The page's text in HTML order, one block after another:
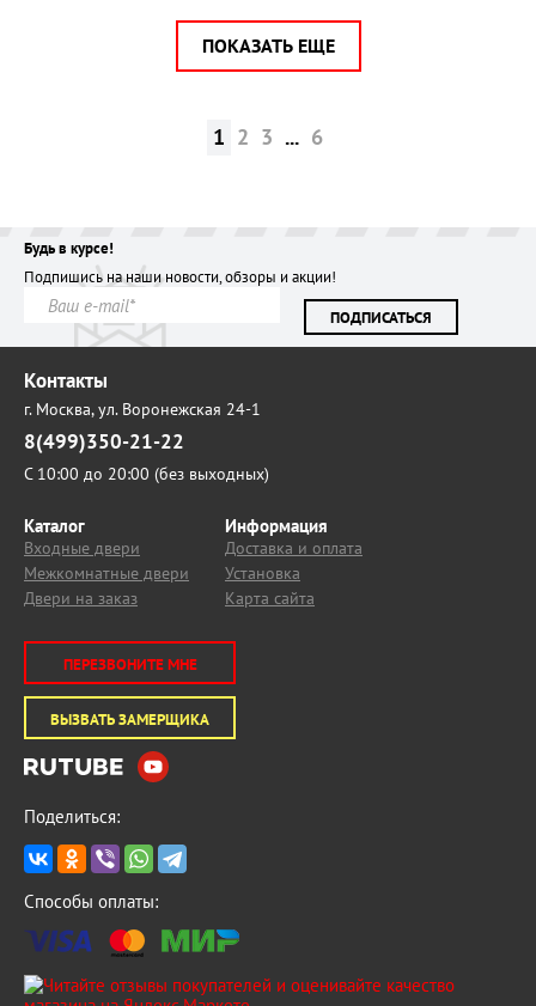
ПОКАЗАТЬ ЕЩЕ
1 2 3 ... 6
Будь в курсе!
Подпишись на наши новости, обзоры и акции!
ПОДПИСАТЬСЯ
Контакты
г. Москва,ул. Воронежская 24-1
8(499)350-21-22
С 10:00 до 20:00 (без выходных)
Каталог
Входные двери
Межкомнатные двери
Двери на заказ
Информация
Доставка и оплата
Установка
Карта сайта
ПЕРЕЗВОНИТЕ МНЕ
ВЫЗВАТЬ ЗАМЕРЩИКА
Поделиться:
Способы оплаты: